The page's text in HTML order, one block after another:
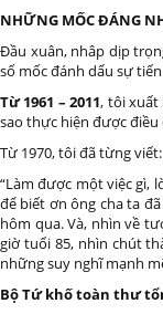
NHỮNG MỐC ĐÁNG
Đầu xuân, nhâp dịp
số mốc đánh dấu sự
Từ 1961 – 2011, tôi xuất
sao thực hiện được điều
Từ 1970, tôi đã từng viết:
“Làm được một việc gì,
để biết ơn ông cha ta
hôm qua. Và, nhìn về
giờ tuổi 85, nhìn chút
những suy nghĩ mạnh
Bộ Tứ khố toàn thư